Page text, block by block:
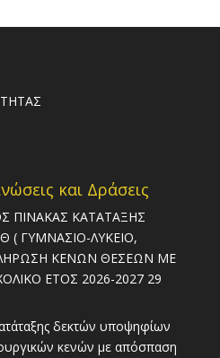
και Δράσεις
ΠΙΝΑΚΑΣ ΚΑΤΑΤΑΞΗΣ
( ΓΥΜΝΑΣΙΟ-ΛΥΚΕΙΟ,
ΚΕΝΩΝ ΘΕΣΕΩΝ ΜΕ
ΕΤΟΣ 2026-2027 29
δεκτών υποψηφίων
κενών με απόσπαση